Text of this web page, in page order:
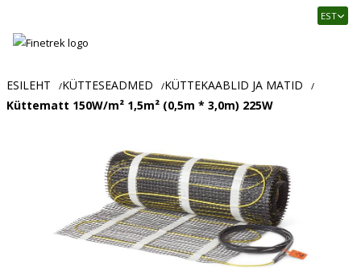
Usaldusväärne
ja
tööstusautomaatika
EST
ESILEHT /KÜTTESEADMED /KÜTTEKAABLID JA MATID /
Küttematt 150W/m² 1,5m² (0,5m * 3,0m) 225W